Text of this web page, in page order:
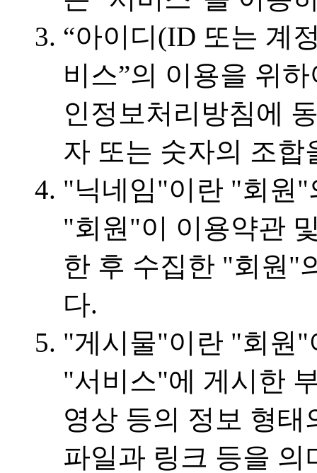
“아이디(ID 또는 계
비스”의 이용을 위
인정보처리방침에
자 또는 숫자의 조합
"닉네임"이란 "회원
"회원"이 이용약관
한 후 수집한 "회원"
다.
"게시물"이란 "회원
"서비스"에 게시한
영상 등의 정보 형태
파일과 링크 등을 의